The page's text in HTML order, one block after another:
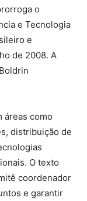
o
e Tecnologia
e
de 2008. A
áreas como
distribuição de
O texto
coordenador
e garantir